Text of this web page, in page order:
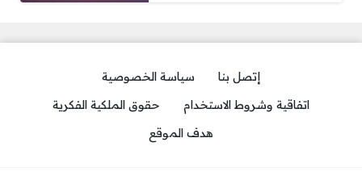
إتصل بنا
سياسة الخصوصية
اتفاقية وشروط الاستخدام
حقوق الملكية الفكرية
هدف الموقع